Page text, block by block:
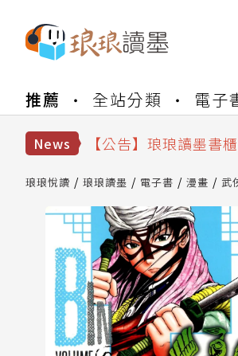
推薦 全站分類 電子
News
【公告】琅琅書店服
【公告】琅琅讀墨數
【公告】琅琅讀墨書
【公告】琅琅讀墨 3
【公告】琅琅書店服
【公告】琅琅讀墨數
琅琅悅讀 琅琅讀墨 電子書 漫畫 武